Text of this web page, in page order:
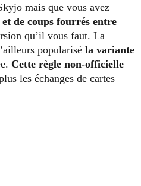
mais que vous avez
de coups fourrés entre
qu’il vous faut. La
popularisé la variante
Cette règle non-officielle
les échanges de cartes